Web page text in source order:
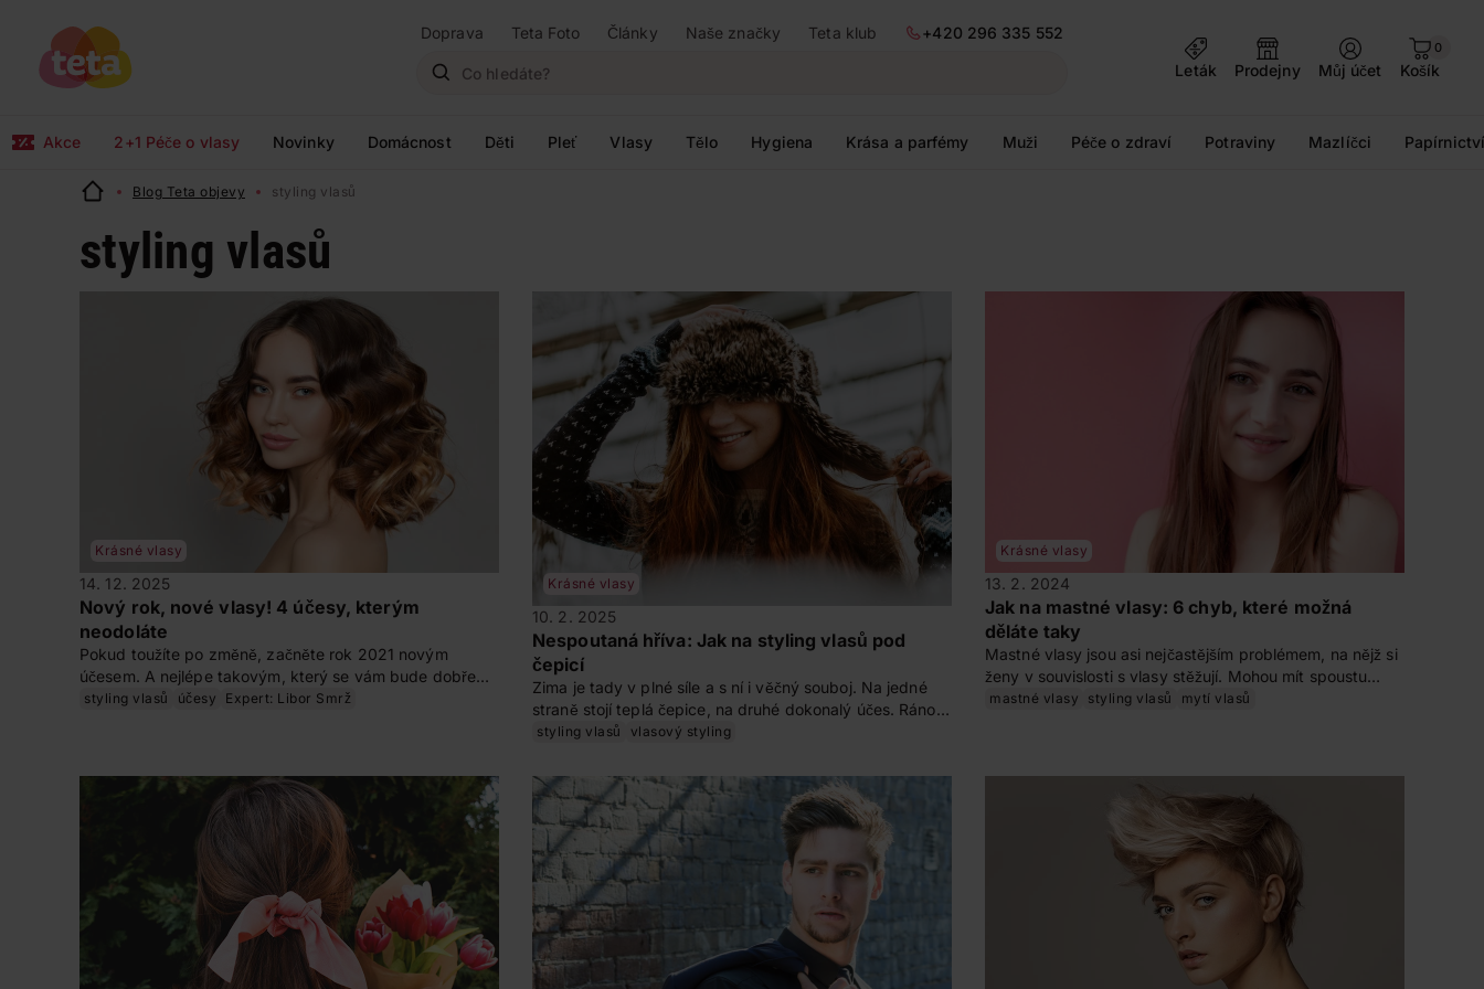
Doprava Teta Foto Články Naše značky Teta klub
+420 296 335 552
Leták
Prodejny Můj účet
0
Košík
Akce 2+1 Péče o vlasy Novinky Domácnost Děti Pleť Vlasy Tělo Hygiena Krása a parfémy Muži Péče o zdraví Potraviny Mazlíčci
Blog Teta objevy styling vlasů
styling vlasů
Krásné vlasy
14. 12. 2025
Nový rok, nové vlasy! 4 účesy, kterým
neodoláte
Pokud toužíte po změně, začněte rok 2021 novým
účesem. A nejlépe takovým, který se vám bude dobře
udržovat. Přinášíme vám inspiraci na čtyři střihy, které
styling vlasů účesy Expert: Libor Smrž
Krásné vlasy
10. 2. 2025
Nespoutaná hříva: Jak na styling vlasů pod
čepicí
Zima je tady v plné síle a s ní i věčný souboj. Na jedné
straně stojí teplá čepice, na druhé dokonalý účes. Ráno
své hřívě dopřejete dokonalý styling, ale venku mrzne,
vás v zrcadle kouká místo hladkého účesu vzdorovitý
rebel, který se rozhodl žít vlastním životem. Jak ho
zkrotit?
styling vlasů vlasový styling
Krásné vlasy
13. 2. 2024
Jak na mastné vlasy: 6 chyb, které možná
děláte taky
Mastné vlasy jsou asi nejčastějším problémem, na nějž si
ženy v souvislosti s vlasy stěžují. Mohou mít spoustu
příčin, od genetických dispozic po hormonální
mastné vlasy styling vlasů mytí vlasů